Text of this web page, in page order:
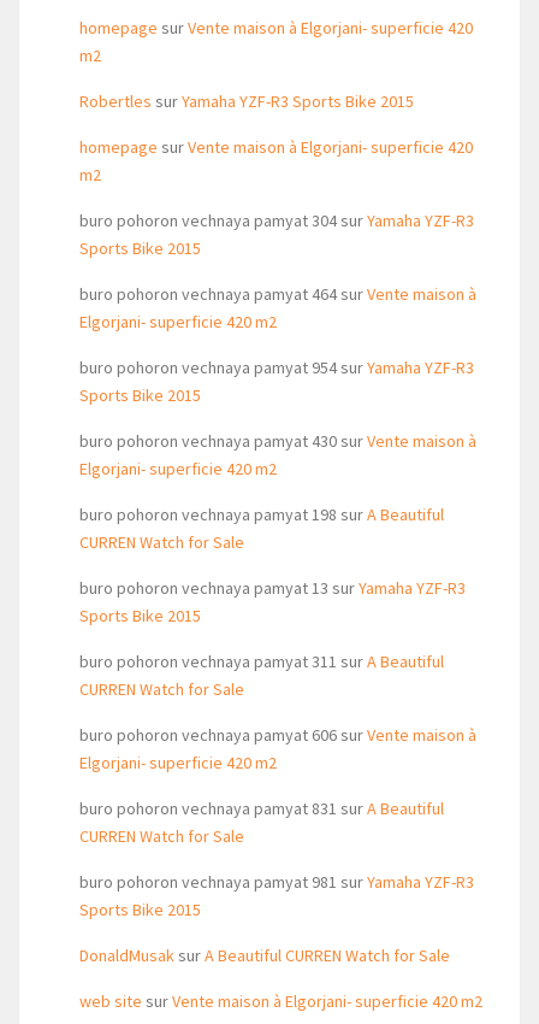
homepage surVente maison à Elgorjani- superficie 420
m2
Robertles surYamaha YZF-R3 Sports Bike 2015
homepage surVente maison à Elgorjani- superficie 420
m2
buro pohoron vechnaya pamyat 304surYamaha YZF-R3
Sports Bike 2015
buro pohoron vechnaya pamyat 464surVente maison à
Elgorjani- superficie 420 m2
buro pohoron vechnaya pamyat 954surYamaha YZF-R3
Sports Bike 2015
buro pohoron vechnaya pamyat 430surVente maison à
Elgorjani- superficie 420 m2
buro pohoron vechnaya pamyat 198 surA Beautiful
CURREN Watch for Sale
buro pohoron vechnaya pamyat 13 surYamaha YZF-R3
Sports Bike 2015
buro pohoron vechnaya pamyat 311 surA Beautiful
CURREN Watch for Sale
buro pohoron vechnaya pamyat 606surVente maison à
Elgorjani- superficie 420 m2
buro pohoron vechnaya pamyat 831 surA Beautiful
CURREN Watch for Sale
buro pohoron vechnaya pamyat 981 surYamaha YZF-R3
Sports Bike 2015
DonaldMusaksurA Beautiful CURREN Watch for Sale
web site surVente maison à Elgorjani- superficie 420 m2